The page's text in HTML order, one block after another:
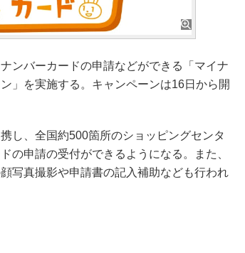
ンバーカードの申請などができる「マイナ
」を実施する。キャンペーンは16日から開
し、全国約500箇所のショッピングセンタ
の申請の受付ができるようになる。また、
写真撮影や申請書の記入補助なども行われ